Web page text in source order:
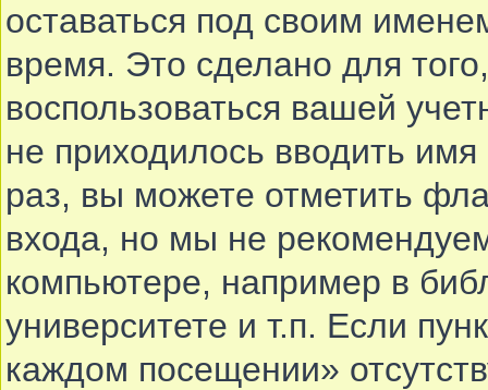
оставаться под своим
время. Это сделано для
воспользоваться вашей
не приходилось вводить
раз, вы можете отметить
входа, но мы не
компьютере, например в
университете и т.п. Если
каждом посещении»